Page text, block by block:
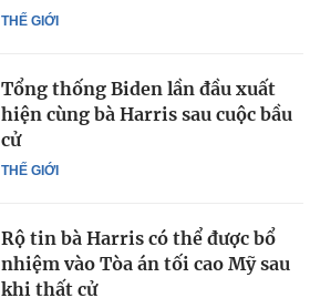
THẾ GIỚI
THẾ GIỚI
Tổng thống Biden lần đầu xuất
hiện cùng bà Harris sau cuộc bầu
cử
Rộ tin bà Harris có thể được bổ
nhiệm vào Tòa án tối cao Mỹ sau
khi thất cử